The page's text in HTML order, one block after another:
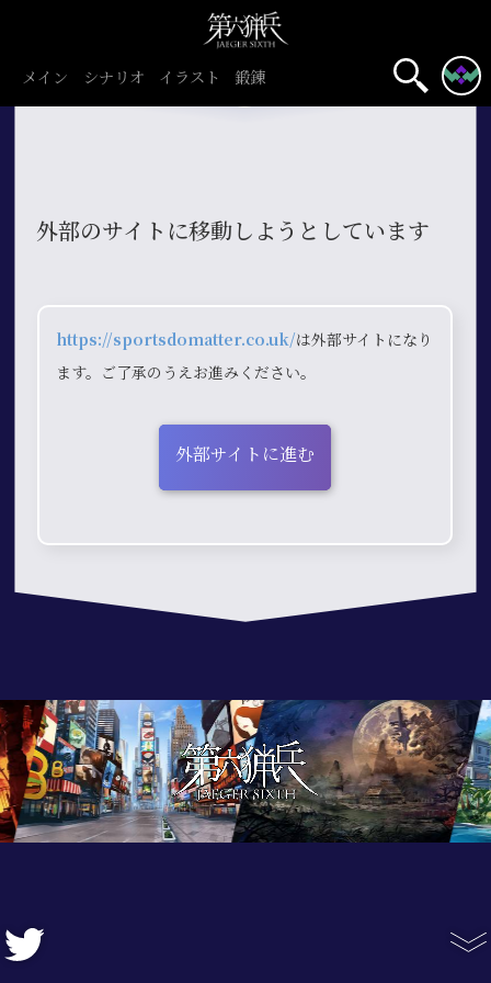
メイン シナリオ イラスト 鍛錬
外部のサイトに移動しようとしています
https://sportsdomatter.co.uk/は外部サイトになり
ます。ご了承のうえお進みください。
外部サイトに進む